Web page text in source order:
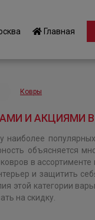
Главная
Ковры
И АКЦИЯМИ
наиболее
объясняется
в
и защитить
этой категории
на скидку.